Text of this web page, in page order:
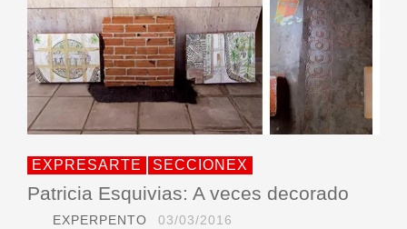
EXPRESARTE SECCIONEX
Patricia Esquivias: A veces decorado
EXPERPENTO 03/03/2016